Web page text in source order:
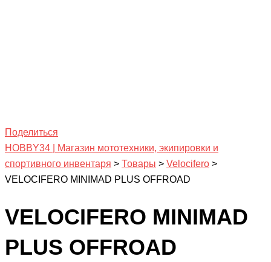
Поделиться
HOBBY34 | Магазин мототехники, экипировки и
спортивного инвентаря > Товары > Velocifero >
VELOCIFERO MINIMAD PLUS OFFROAD
VELOCIFERO MINIMAD
PLUS OFFROAD